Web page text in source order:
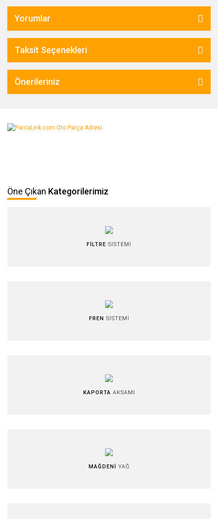
Yorumlar
Taksit Seçenekleri
Önerileriniz
Öne Çıkan Kategorilerimiz
FİLTRE SİSTEMİ
FREN SİSTEMİ
KAPORTA AKSAMI
MAĞDENİ YAĞ